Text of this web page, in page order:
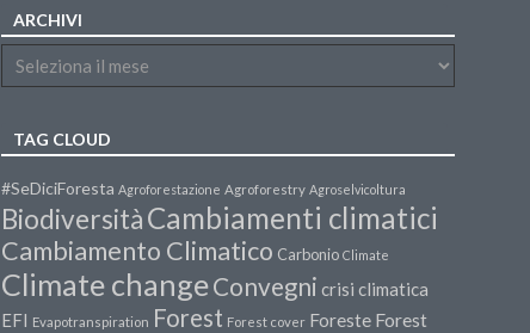
ARCHIVI
TAG CLOUD
#SeDiciForesta Agroforestazione Agroforestry Agroselvicoltura
BiodiversitàCambiamenti climatici
Cambiamento Climatico Carbonio Climate
Climate changeConvegni crisi climatica
EFI Evapotranspiration Forest Forest cover Foreste Forest